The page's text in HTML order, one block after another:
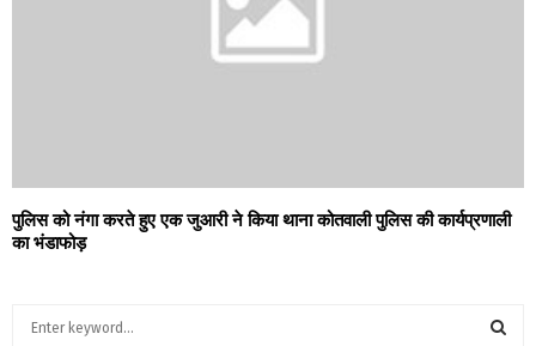
पुलिस को नंगा करते हुए एक जुआरी ने किया थाना कोतवाली पुलिस की कार्यप्रणाली
का भंडाफोड़